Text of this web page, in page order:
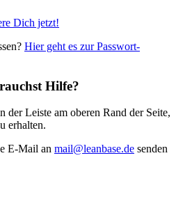
Dich jetzt!
Hier geht es zur Passwort-
Hilfe?
der Leiste am oberen Rand der Seite,
erhalten.
E-Mail an mail@leanbase.de senden